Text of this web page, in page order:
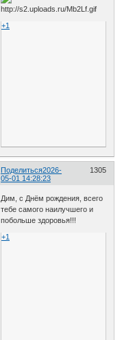
+1
Поделиться 1305
2026-
05-01 14:28:23
Дим, с Днём рождения, всего
тебе самого наилучшего и
побольше здоровья!!!
+1